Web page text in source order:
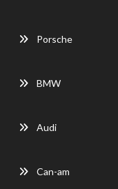
Porsche
BMW
Audi
Can-am